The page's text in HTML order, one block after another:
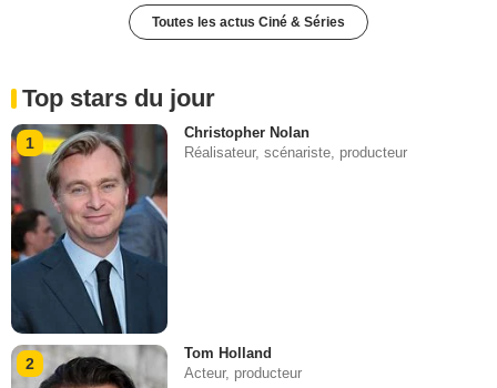
Toutes les actus Ciné & Séries
Top stars du jour
1
Christopher Nolan
Réalisateur, scénariste, producteur
2
Tom Holland
Acteur, producteur